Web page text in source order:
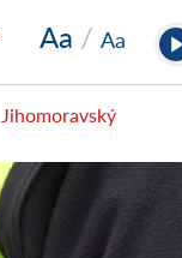
Aa / Aa
Jihomoravský